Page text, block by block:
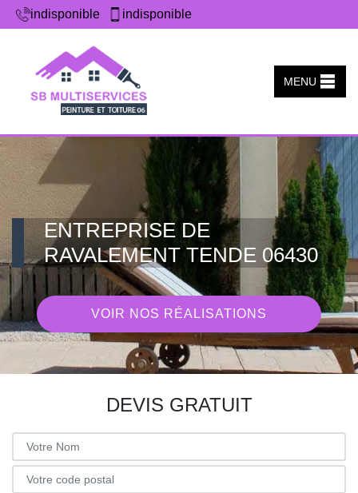
indisponible indisponible
MENU
ENTREPRISE DE
RAVALEMENT TENDE 06430
VOIR NOS RÉALISATIONS
DEVIS GRATUIT